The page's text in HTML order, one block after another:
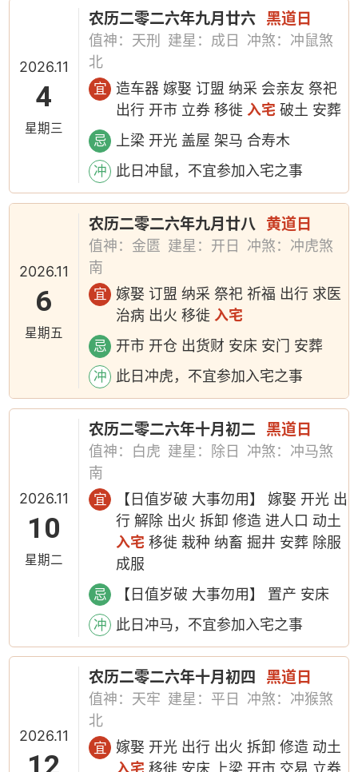
2026.11
4
星期三
农历二零二六年九月廿六 黑道日
值神：天刑 建星：成日
冲煞：冲鼠煞
北
宜
造车器 嫁娶 订盟 纳采 会亲友 祭祀
出行 开市 立券 移徙入宅 破土 安葬
忌 上梁 开光 盖屋 架马 合寿木
冲 此日冲鼠，不宜参加入宅之事
2026.11
6
星期五
农历二零二六年九月廿八 黄道日
值神：金匮 建星：开日
冲煞：冲虎煞
南
宜
嫁娶 订盟 纳采 祭祀 祈福 出行 求医
治病 出火 移徙 入宅
忌 开市 开仓 出货财 安床 安门 安葬
冲 此日冲虎，不宜参加入宅之事
2026.11
10
星期二
农历二零二六年十月初二 黑道日
值神：白虎 建星：除日
冲煞：冲马煞
南
宜
【日值岁破 大事勿用】 嫁娶 开光 出
行 解除 出火 拆卸 修造 进人口 动土
入宅 移徙 栽种 纳畜 掘井 安葬 除服
成服
忌 【日值岁破 大事勿用】 置产 安床
冲 此日冲马，不宜参加入宅之事
2026.11
农历二零二六年十月初四 黑道日
值神：天牢 建星：平日
冲煞：冲猴煞
北
宜
嫁娶 开光 出行 出火 拆卸 修造 动土